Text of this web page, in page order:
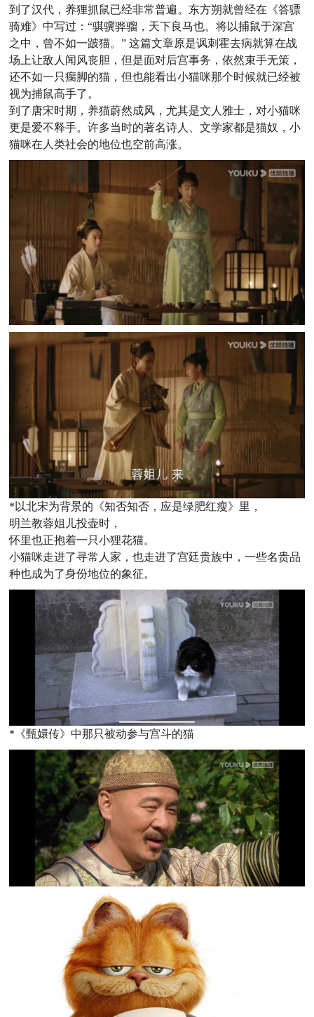
到了汉代，养狸抓鼠已经非常普遍。东方朔就曾经在《答骠
骑难》中写过：“骐骥骅骝，天下良马也。将以捕鼠于深宫
之中，曾不如一跛猫。” 这篇文章原是讽刺霍去病就算在战
场上让敌人闻风丧胆，但是面对后宫事务，依然束手无策，
还不如一只瘸脚的猫，但也能看出小猫咪那个时候就已经被
视为捕鼠高手了。
到了唐宋时期，养猫蔚然成风，尤其是文人雅士，对小猫咪
更是爱不释手。许多当时的著名诗人、文学家都是猫奴，小
猫咪在人类社会的地位也空前高涨。
*以北宋为背景的《知否知否，应是绿肥红瘦》里，
明兰教蓉姐儿投壶时，
怀里也正抱着一只小狸花猫。
小猫咪走进了寻常人家，也走进了宫廷贵族中，一些名贵品
种也成为了身份地位的象征。
*《甄嬛传》中那只被动参与宫斗的猫